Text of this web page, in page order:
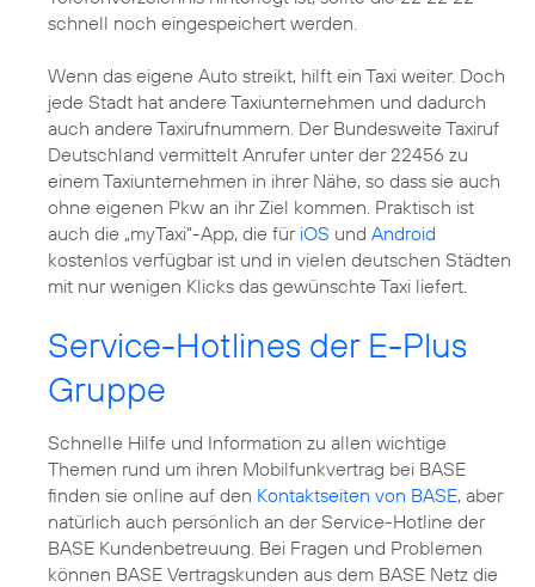
schnell noch eingespeichert werden.
Wenn das eigene Auto streikt, hilft ein Taxi weiter. Doch
jede Stadt hat andere Taxiunternehmen und dadurch
auch andere Taxirufnummern. Der Bundesweite Taxiruf
Deutschland vermittelt Anrufer unter der 22456 zu
einem Taxiunternehmen in ihrer Nähe, so dass sie auch
ohne eigenen Pkw an ihr Ziel kommen. Praktisch ist
auch die „myTaxi“-App, die für iOS und Android
kostenlos verfügbar ist und in vielen deutschen Städten
mit nur wenigen Klicks das gewünschte Taxi liefert.
Service-Hotlines der E-Plus
Gruppe
Schnelle Hilfe und Information zu allen wichtige
Themen rund um ihren Mobilfunkvertrag bei BASE
finden sie online auf den Kontaktseiten von BASE, aber
natürlich auch persönlich an der Service-Hotline der
BASE Kundenbetreuung. Bei Fragen und Problemen
können BASE Vertragskunden aus dem BASE Netz die